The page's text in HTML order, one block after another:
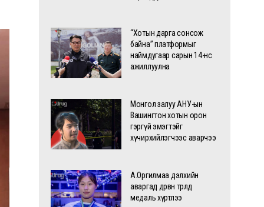
“Хотын дарга сонсож
байна” платформыг
наймдугаар сарын 14-нөөс
ажиллуулна
Монгол залуу АНУ-ын
Вашингтон хотын орон
гэргүй эмэгтэйг
хүчирхийлэгчээс аварчээ
А.Оргилмаа дэлхийн
аваргад дөрвөн төрөлд
медаль хүртлээ